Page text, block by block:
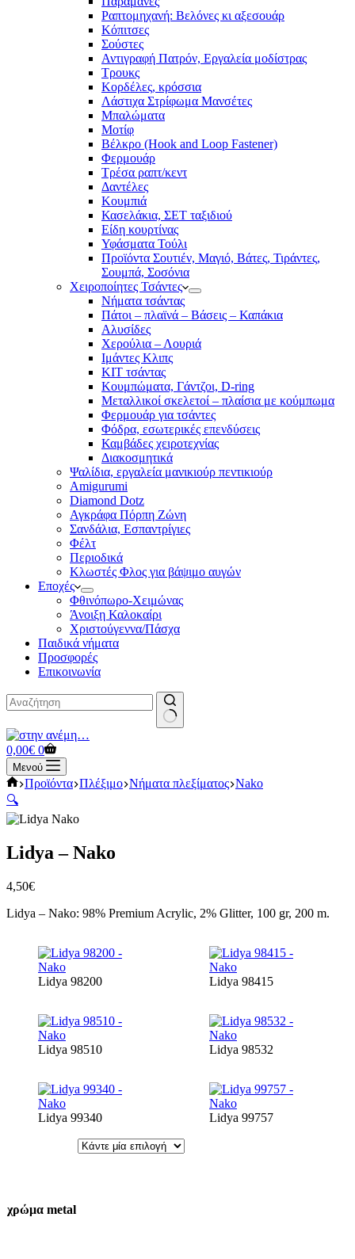
Ραπτομηχανή: Βελόνες κι αξεσουάρ
Κόπιτσες
Σούστες
Αντιγραφή Πατρόν, Εργαλεία μοδίστρας
Τρουκς
Κορδέλες, κρόσσια
Λάστιχα Στρίφωμα Μανσέτες
Μπαλώματα
Mοτίφ
Βέλκρο (Hook and Loop Fastener)
Φερμουάρ
Τρέσα ραπτ/κεντ
Δαντέλες
Κουμπιά
Κασελάκια, ΣΕΤ ταξιδιού
Είδη κουρτίνας
Υφάσματα Τούλι
Προϊόντα Σουτιέν, Μαγιό, Βάτες, Τιράντες,
Σουμπά, Σοσόνια
Χειροποίητες Τσάντες
Νήματα τσάντας
Πάτοι – πλαϊνά – Βάσεις – Καπάκια
Αλυσίδες
Χερούλια – Λουριά
Ιμάντες Κλιπς
ΚΙΤ τσάντας
Κουμπώματα, Γάντζοι, D-ring
Μεταλλικοί σκελετοί – πλαίσια με κούμπωμα
Φερμουάρ για τσάντες
Φόδρα, εσωτερικές επενδύσεις
Καμβάδες χειροτεχνίας
Διακοσμητικά
Ψαλίδια, εργαλεία μανικιούρ πεντικιούρ
Amigurumi
Diamond Dotz
Αγκράφα Πόρπη Ζώνη
Σανδάλια, Εσπαντρίγιες
Φέλτ
Περιοδικά
Κλωστές Φλος για βάψιμο αυγών
Εποχές
Φθινόπωρο-Χειμώνας
Άνοιξη Καλοκαίρι
Χριστούγεννα/Πάσχα
Παιδικά νήματα
Προσφορές
Επικοινωνία
No
results
Καλάθι
Αγορών
0,00€ 0
Μενού
Αρχική
Προϊόντα Πλέξιμο Νήματα πλεξίματος Nako
🔍
Lidya – Nako
4,50€
Lidya – Nako: 98% Premium Acrylic, 2% Glitter, 100 gr, 200 m.
Lidya 98200 Lidya 98415
Lidya 98510 Lidya 98532
Lidya 99340 Lidya 99757
χρώμα metal